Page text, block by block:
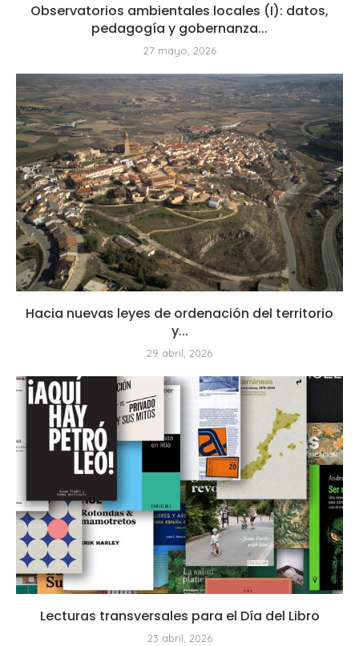
Observatorios ambientales locales (I): datos,
pedagogía y gobernanza...
27 mayo, 2026
Hacia nuevas leyes de ordenación del territorio
y...
29 abril, 2026
Lecturas transversales para el Día del Libro
23 abril, 2026